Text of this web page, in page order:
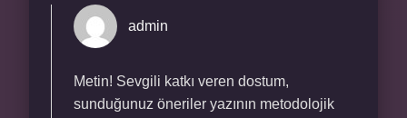
admin
Metin! Sevgili katkı veren dostum,
sunduğunuz öneriler yazının metodolojik